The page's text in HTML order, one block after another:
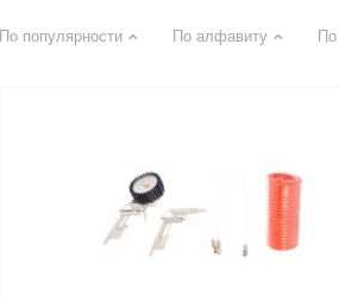
По популярности По алфавиту